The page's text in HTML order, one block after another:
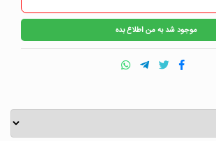
موجود شد به من اطلاع بده